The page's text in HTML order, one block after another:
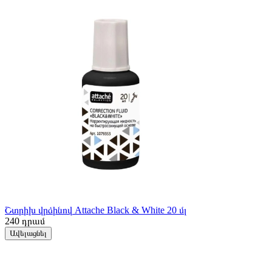
Շտրիխ վրձինով Attache Black & White 20 մլ
240 դրամ
Ավելացնել